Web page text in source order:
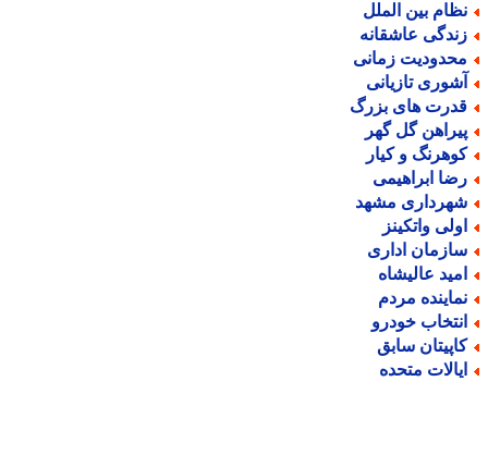
بین الملل
عاشقانه
زمانی
تازیانی
های بزرگ
گل گهر
و کیار
ابراهیمی
مشهد
واتکینز
اداری
عالیشاه
مردم
خودرو
سابق
متحده